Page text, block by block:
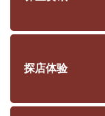
探店体验